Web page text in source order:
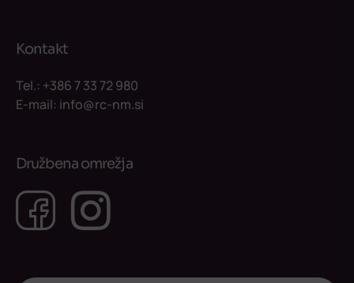
Kontakt
Tel.: +386 7 33 72 980
E-mail: info@rc-nm.si
Družbena omrežja
Facebook
Instagram